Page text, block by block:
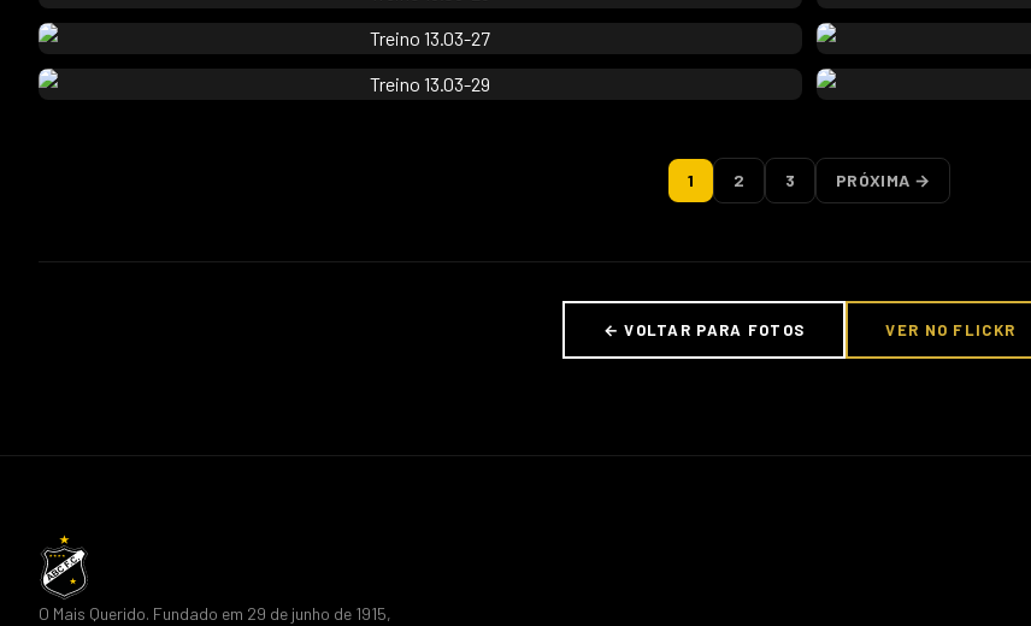
1 2 3 PRÓXIMA →
← VOLTAR PARA FOTOS VER NO FLICKR
O Mais Querido. Fundado em 29 de junho de 1915,